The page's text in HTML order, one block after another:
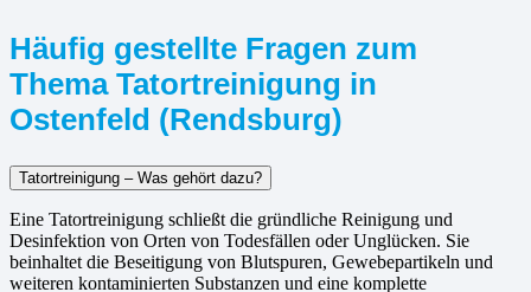
Häufig gestellte Fragen zum
Thema Tatortreinigung in
Ostenfeld (Rendsburg)
Tatortreinigung – Was gehört dazu?
Eine Tatortreinigung schließt die gründliche Reinigung und
Desinfektion von Orten von Todesfällen oder Unglücken. Sie
beinhaltet die Beseitigung von Blutspuren, Gewebepartikeln und
weiteren kontaminierten Substanzen und eine komplette